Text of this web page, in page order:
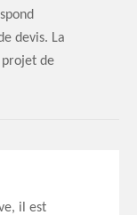
devis. La
projet de
il est